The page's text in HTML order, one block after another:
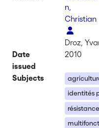
n,
Christian
Droz,
Date
issued
2010
Subjects
identités
résistance